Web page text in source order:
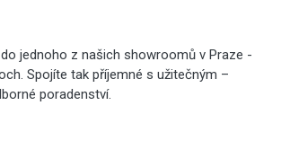
jednoho z našich showroomů v Praze -
Spojíte tak příjemné s užitečným –
poradenství.